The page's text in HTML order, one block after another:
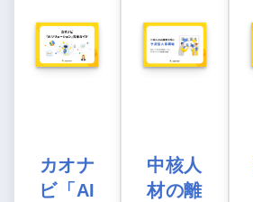
カオナ
ビ「AI
中核人
材の離